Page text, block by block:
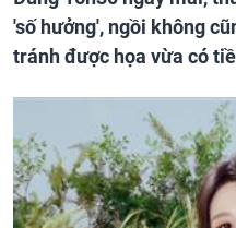
'số hưởng', ngồi không
tránh được họa vừa có